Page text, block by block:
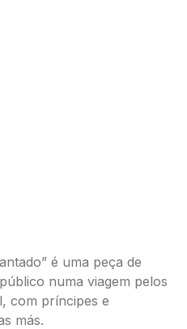
é uma peça de
numa viagem pelos
com príncipes e
más.